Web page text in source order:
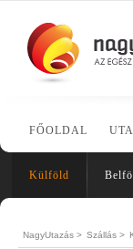
FŐOLDAL
Külföld
NagyUtazás > Szállás >